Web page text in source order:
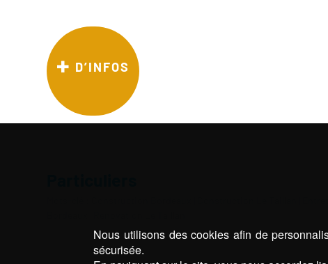
D’INFOS
Nous utilisons des cookies afin de
sécurisée.